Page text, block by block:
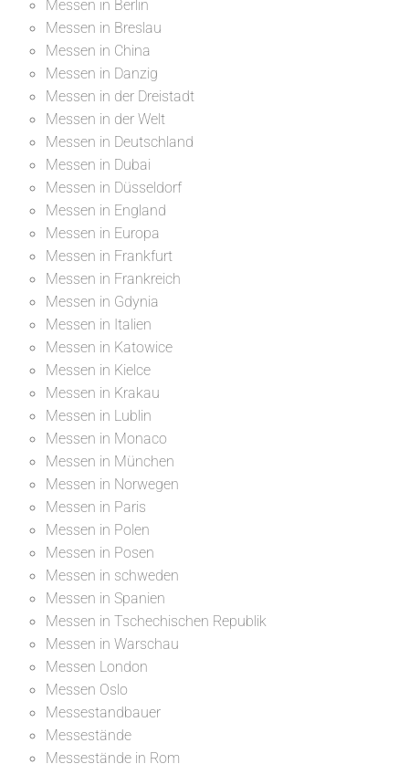
Messen in Berlin
Messen in Breslau
Messen in China
Messen in Danzig
Messen in der Dreistadt
Messen in der Welt
Messen in Deutschland
Messen in Dubai
Messen in Düsseldorf
Messen in England
Messen in Europa
Messen in Frankfurt
Messen in Frankreich
Messen in Gdynia
Messen in Italien
Messen in Katowice
Messen in Kielce
Messen in Krakau
Messen in Lublin
Messen in Monaco
Messen in München
Messen in Norwegen
Messen in Paris
Messen in Polen
Messen in Posen
Messen in schweden
Messen in Spanien
Messen in Tschechischen Republik
Messen in Warschau
Messen London
Messen Oslo
Messestandbauer
Messestände
Messestände in Rom